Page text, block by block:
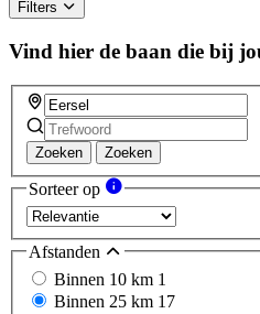
Filters
Vind hier de baan die bij
Zoeken Zoeken
Sorteer op
Afstanden
Binnen 10 km 1
Binnen 25 km 17